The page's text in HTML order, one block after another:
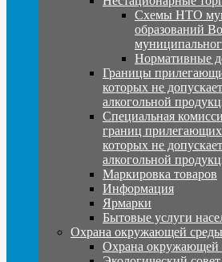
Схемы НТО
образований
Нормативные
Границы
которых не
алкогольной
Специальная
границ
которых не
алкогольной
Маркировка товаров
Информация
Ярмарки
Бытовые услуги
Охрана окружающей среды
Охрана окружающей